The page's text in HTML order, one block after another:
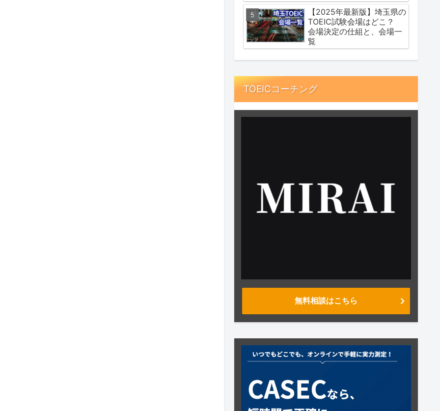
【2025年最新版】埼玉県の
TOEIC試験会場はどこ？
会場決定の仕組と、会場一
覧
TOEICコーチング
無料相談はこちら